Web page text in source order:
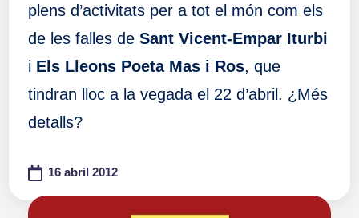
plens d’activitats per a tot el món com els
de les falles deSant Vicent-Empar Iturbi
i Els Lleons Poeta Mas i Ros, que
tindran lloc a la vegada el 22 d’abril. ¿Més
detalls?
16 abril 2012